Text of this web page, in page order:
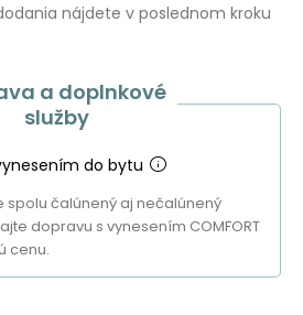
nájdete v poslednom kroku
a doplnkové
služby
do bytu
spolu čalúnený aj nečalúnený
dopravu s vynesením COMFORT
cenu.